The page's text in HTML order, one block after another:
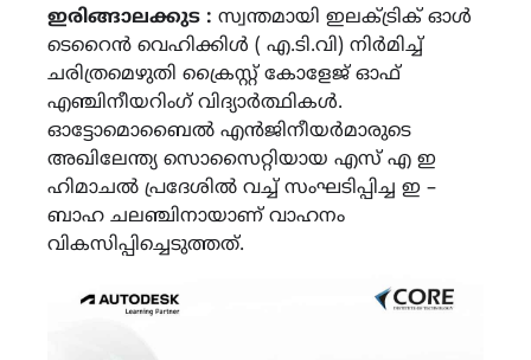
ഇരിങ്ങാലക്കുട : സ്വന്തമായി ഇലക്ട്രിക് ഓൾ
ടെറൈൻ വെഹിക്കിൾ ( എ.ടി.വി) നിർമിച്ച്
ചരിത്രമെഴുതി ക്രൈസ്റ്റ് കോളേജ് ഓഫ്
എഞ്ചിനീയറിംഗ് വിദ്യാർത്ഥികൾ.
ഓട്ടോമൊബൈൽ എൻജിനീയർമാരുടെ
അഖിലേന്ത്യ സൊസൈറ്റിയായ എസ് എ ഇ
ഹിമാചൽ പ്രദേശിൽ വച്ച് സംഘടിപ്പിച്ച ഇ –
ബാഹ ചലഞ്ചിനായാണ് വാഹനം
വികസിപ്പിച്ചെടുത്തത്.